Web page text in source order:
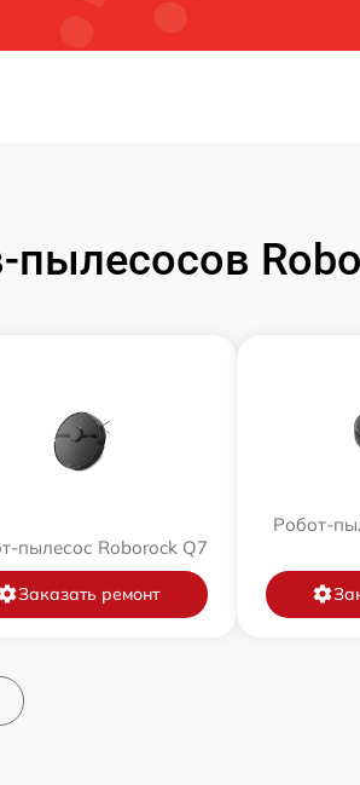
пылесос Roborock Q7
Заказать ремонт
Робот-